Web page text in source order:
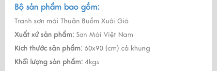
Bộ sản phẩm bao gồm:
Tranh sơn mài Thuận Buồm Xuôi Gió
Xuất xứ sản phẩm: Sơn Mài Việt Nam
Kích thước sản phẩm: 60x90 (cm) cả khung
Khối lượng sản phẩm: 4kgs